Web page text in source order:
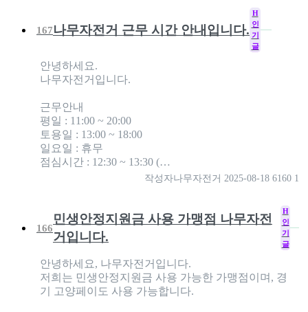
167나무자전거 근무 시간 안내입니다.
H
인
기
글
안녕하세요.
나무자전거입니다.
근무안내
평일 : 11:00 ~ 20:00
토용일 : 13:00 ~ 18:00
일요일 : 휴무
점심시간 : 12:30 ~ 13:30 (…
작성자나무자전거 2025-08-18 6160 1
166
민생안정지원금 사용 가맹점 나무자전
거입니다.
H
인
기
글
안녕하세요, 나무자전거입니다.
저희는 민생안정지원금 사용 가능한 가맹점이며, 경
기 고양페이도 사용 가능합니다.